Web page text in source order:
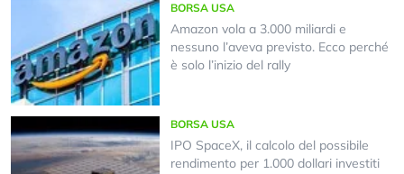
BORSA USA
Amazon vola a 3.000 miliardi e
nessuno l’aveva previsto. Ecco perché
è solo l’inizio del rally
BORSA USA
IPO SpaceX, il calcolo del possibile
rendimento per 1.000 dollari investiti